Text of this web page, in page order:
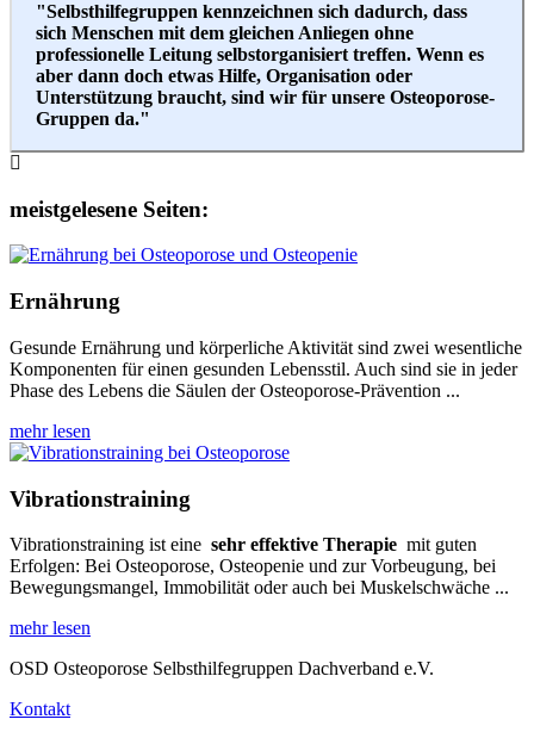
"Selbsthilfegruppen kennzeichnen sich dadurch, dass
sich Menschen mit dem gleichen Anliegen ohne
professionelle Leitung selbstorganisiert treffen. Wenn es
aber dann doch etwas Hilfe, Organisation oder
Unterstützung braucht, sind wir für unsere Osteoporose-
Gruppen da."
meistgelesene Seiten:
Ernährung
Gesunde Ernährung und körperliche Aktivität sind zwei wesentliche
Komponenten für einen gesunden Lebensstil. Auch sind sie in jeder
Phase des Lebens die Säulen der Osteoporose-Prävention ...
mehr lesen
Vibrationstraining
Vibrationstraining ist eine sehr effektive Therapie mit guten
Erfolgen: Bei Osteoporose, Osteopenie und zur Vorbeugung, bei
Bewegungsmangel, Immobilität oder auch bei Muskelschwäche ...
mehr lesen
OSD Osteoporose Selbsthilfegruppen Dachverband e.V.
Kontakt